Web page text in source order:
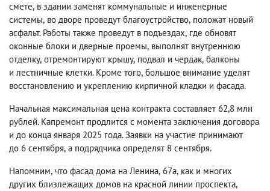
смете, в здании заменят коммунальные и инженерные
системы, во дворе проведут благоустройство, положат новый
асфальт. Работы также проведут в подъездах, где обновят
оконные блоки и дверные проемы, выполнят внутреннюю
отделку, отремонтируют крышу, подвал и чердак, балконы
и лестничные клетки. Кроме того, большое внимание уделят
восстановлению и укреплению кирпичной кладки и фасада.
Начальная максимальная цена контракта составляет 62,8 млн
рублей. Капремонт продлится с момента заключения договора
и до конца января 2025 года. Заявки на участие принимают
до 6 сентября, а подрядчика определят 8 сентября.
Напомним, что фасад дома на Ленина, 67а, как и многих
других близлежащих домов на красной линии проспекта,